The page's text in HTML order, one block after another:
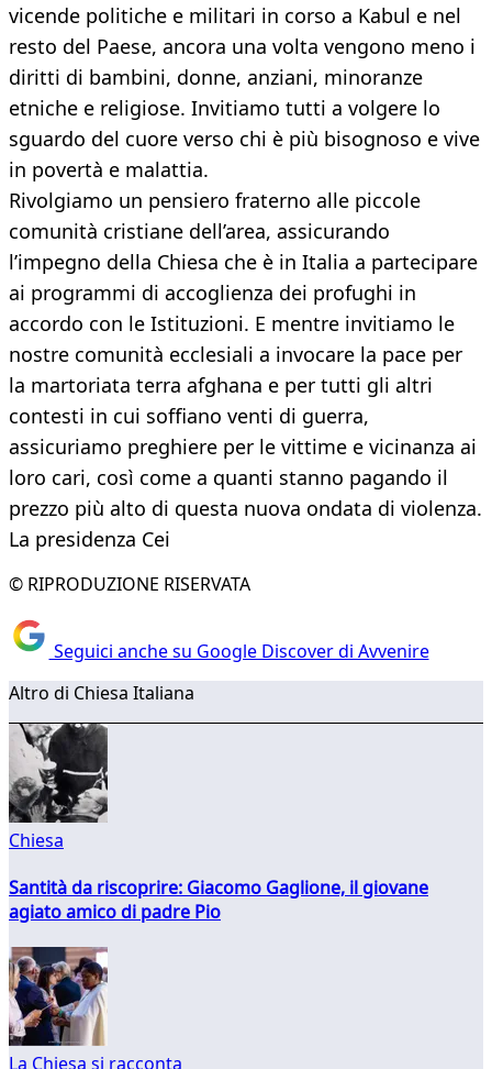
vicende politiche e militari in corso a Kabul e nel
resto del Paese, ancora una volta vengono meno i
diritti di bambini, donne, anziani, minoranze
etniche e religiose. Invitiamo tutti a volgere lo
sguardo del cuore verso chi è più bisognoso e vive
in povertà e malattia.
Rivolgiamo un pensiero fraterno alle piccole
comunità cristiane dell’area, assicurando
l’impegno della Chiesa che è in Italia a partecipare
ai programmi di accoglienza dei profughi in
accordo con le Istituzioni. E mentre invitiamo le
nostre comunità ecclesiali a invocare la pace per
la martoriata terra afghana e per tutti gli altri
contesti in cui soffiano venti di guerra,
assicuriamo preghiere per le vittime e vicinanza ai
loro cari, così come a quanti stanno pagando il
prezzo più alto di questa nuova ondata di violenza.
La presidenza Cei
© RIPRODUZIONE RISERVATA
Seguici anche su Google Discover di Avvenire
Altro di Chiesa Italiana
Chiesa
Santità da riscoprire: Giacomo Gaglione, il giovane
agiato amico di padre Pio
La Chiesa si racconta